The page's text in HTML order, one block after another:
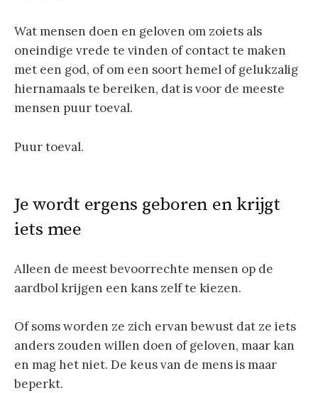
Wat mensen doen en geloven om zoiets als
oneindige vrede te vinden of contact te maken
met een god, of om een soort hemel of gelukzalig
hiernamaals te bereiken, dat is voor de meeste
mensen puur toeval.
Puur toeval.
Je wordt ergens geboren en krijgt
iets mee
Alleen de meest bevoorrechte mensen op de
aardbol krijgen een kans zelf te kiezen.
Of soms worden ze zich ervan bewust dat ze iets
anders zouden willen doen of geloven, maar kan
en mag het niet. De keus van de mens is maar
beperkt.